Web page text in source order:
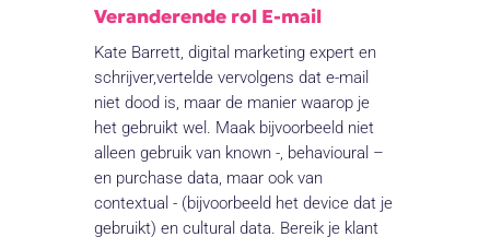
Veranderende rol E-mail
Kate Barrett, digital marketing expert en
schrijver,vertelde vervolgens dat e-mail
niet dood is, maar de manier waarop je
het gebruikt wel. Maak bijvoorbeeld niet
alleen gebruik van known -, behavioural –
en purchase data, maar ook van
contextual - (bijvoorbeeld het device dat je
gebruikt) en cultural data. Bereik je klant